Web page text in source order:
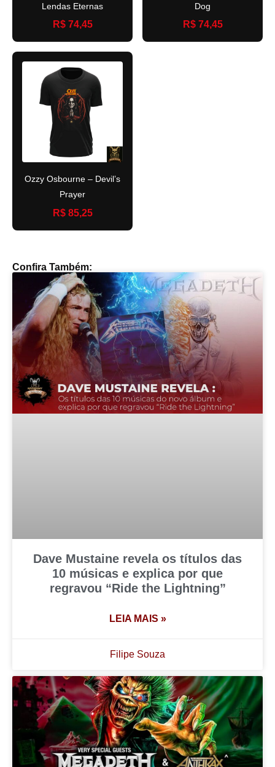
Lendas Eternas
R$ 74,45
Dog
R$ 74,45
Ozzy Osbourne – Devil’s
Prayer
R$ 85,25
Confira Também:
Dave Mustaine revela os títulos das
10 músicas e explica por que
regravou “Ride the Lightning”
LEIA MAIS »
Filipe Souza